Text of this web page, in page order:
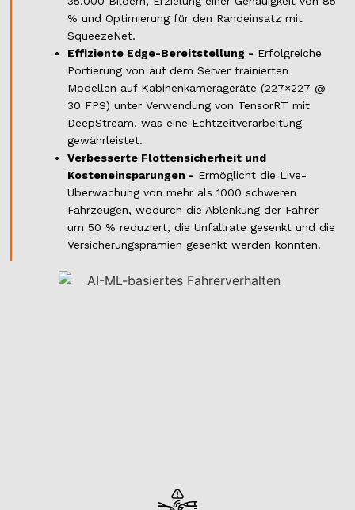
% und Optimierung für den Randeinsatz mit
SqueezeNet.
Effiziente Edge-Bereitstellung - Erfolgreiche
Portierung von auf dem Server trainierten
Modellen auf Kabinenkamerageräte (227×227 @
30 FPS) unter Verwendung von TensorRT mit
DeepStream, was eine Echtzeitverarbeitung
gewährleistet.
Verbesserte Flottensicherheit und
Kosteneinsparungen - Ermöglicht die Live-
Überwachung von mehr als 1000 schweren
Fahrzeugen, wodurch die Ablenkung der Fahrer
um 50 % reduziert, die Unfallrate gesenkt und die
Versicherungsprämien gesenkt werden konnten.